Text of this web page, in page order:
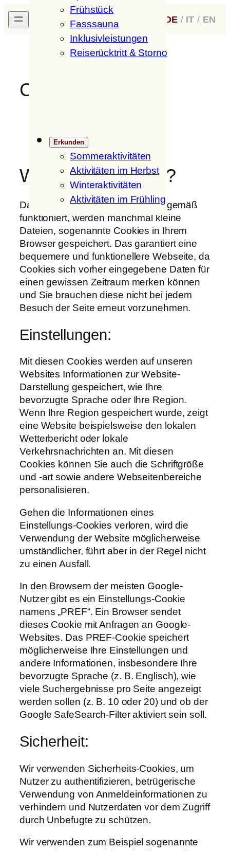
Zum
Inhalt
Frühstück
Fasssauna
Inklusivleistungen
Reiserücktritt & Storno
Erkunden
Sommeraktivitäten
Aktivitäten im Herbst
Winteraktivitäten
Aktivitäten im Frühling
H oferHof DE / IT / EN
Cookies
Was sind Cookies?
Damit eine Internetseite ordnungsgemäß
funktioniert, werden manchmal kleine
Dateien, sogenannte Cookies in Ihrem
Browser gespeichert. Das garantiert eine
bequemere und funktionellere Webseite, da
Cookies sich vorher eingegebene Daten für
einen gewissen Zeitraum merken können
und Sie brauchen diese nicht bei jedem
Besuch der Seite erneut vorzunehmen.
Einstellungen:
Mit diesen Cookies werden auf unseren
Websites Informationen zur Website-
Darstellung gespeichert, wie Ihre
bevorzugte Sprache oder Ihre Region.
Wenn Ihre Region gespeichert wurde, zeigt
eine Website beispielsweise den lokalen
Wetterbericht oder lokale
Verkehrsnachrichten an. Mit diesen
Cookies können Sie auch die Schriftgröße
und -art sowie andere Webseitenbereiche
personalisieren.
Gehen die Informationen eines
Einstellungs-Cookies verloren, wird die
Verwendung der Website möglicherweise
umständlicher, führt aber in der Regel nicht
zu einen Ausfall.
In den Browsern der meisten Google-
Nutzer gibt es ein Einstellungs-Cookie
namens „PREF“. Ein Browser sendet
dieses Cookie mit Anfragen an Google-
Websites. Das PREF-Cookie speichert
möglicherweise Ihre Einstellungen und
andere Informationen, insbesondere Ihre
bevorzugte Sprache (z. B. Englisch), wie
viele Suchergebnisse pro Seite angezeigt
werden sollen (z. B. 10 oder 20) und ob der
Google SafeSearch-Filter aktiviert sein soll.
Sicherheit:
Wir verwenden Sicherheits-Cookies, um
Nutzer zu authentifizieren, betrügerische
Verwendung von Anmeldeinformationen zu
verhindern und Nutzerdaten vor dem Zugriff
durch Unbefugte zu schützen.
Wir verwenden zum Beispiel sogenannte